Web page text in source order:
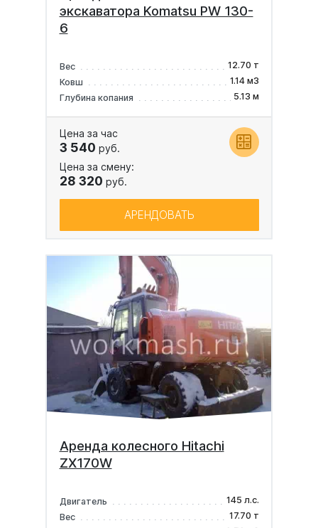
экскаватора Komatsu PW 130-
6
Вес
12.70 т
Ковш
1.14 м3
Глубина копания
5.13 м
Цена за час
3 540 руб.
Цена за смену:
28 320 руб.
АРЕНДОВАТЬ
Аренда колесного Hitachi
ZX170W
Двигатель
145 л.с.
Вес
17.70 т